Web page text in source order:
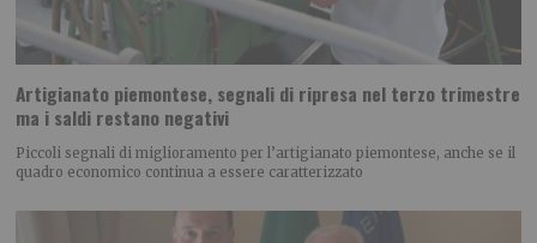
Artigianato piemontese, segnali di ripresa nel terzo trimestre
ma i saldi restano negativi
Piccoli segnali di miglioramento per l’artigianato piemontese, anche se il
quadro economico continua a essere caratterizzato